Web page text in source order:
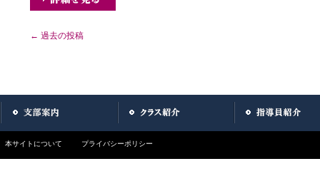
投稿ナビゲーション
← 過去の投稿
本サイトについて プライバシーポリシー